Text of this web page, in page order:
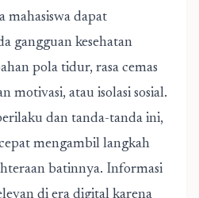
mahasiswa dapat
gangguan kesehatan
pola tidur, rasa cemas
motivasi, atau isolasi sosial.
dan tanda-tanda ini,
mengambil langkah
batinnya. Informasi
di era digital karena